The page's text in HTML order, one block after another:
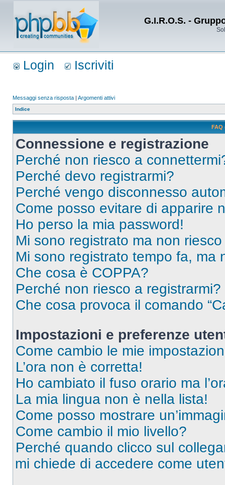
G.I.R.O.S. -
Login Iscriviti
Messaggi senza risposta | Argomenti attivi
Indice
FAQ
Connessione e registrazione
Perché non riesco a
Perché devo registrarmi?
Perché vengo disconnesso
Come posso evitare di apparire
Ho perso la mia password!
Mi sono registrato ma non
Mi sono registrato tempo fa, ma
Che cosa è COPPA?
Perché non riesco a registrarmi?
Che cosa provoca il comando
Impostazioni e preferenze
Come cambio le mie
L’ora non è corretta!
Ho cambiato il fuso orario ma
La mia lingua non è nella lista!
Come posso mostrare
Come cambio il mio livello?
Perché quando clicco sul
mi chiede di accedere come